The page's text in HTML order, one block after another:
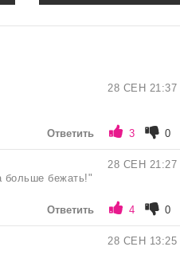
28 СЕН 21:37
Ответить 3 0
28 СЕН 21:27
больше бежать!"
Ответить 4 0
28 СЕН 13:25